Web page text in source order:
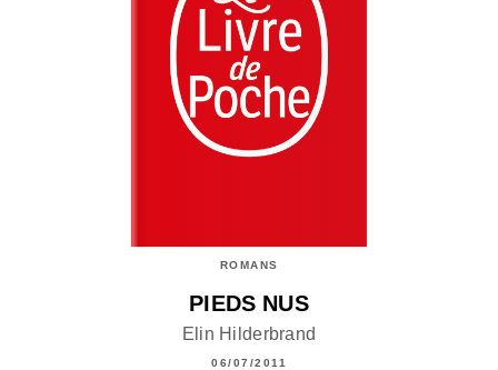
ROMANS
PIEDS NUS
Elin Hilderbrand
06/07/2011